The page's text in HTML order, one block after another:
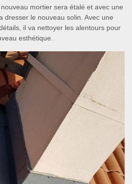
mortier sera étalé et avec une
dresser le nouveau solin. Avec une
il va nettoyer les alentours pour
esthétique.